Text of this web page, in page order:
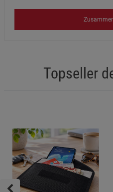
Topseller